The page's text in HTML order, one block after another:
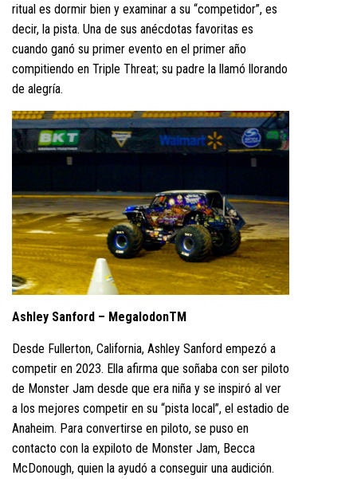
ritual es dormir bien y examinar a su “competidor”, es
decir, la pista. Una de sus anécdotas favoritas es
cuando ganó su primer evento en el primer año
compitiendo en Triple Threat; su padre la llamó llorando
de alegría.
Ashley Sanford – MegalodonTM
Desde Fullerton, California, Ashley Sanford empezó a
competir en 2023. Ella afirma que soñaba con ser piloto
de Monster Jam desde que era niña y se inspiró al ver
a los mejores competir en su “pista local”, el estadio de
Anaheim. Para convertirse en piloto, se puso en
contacto con la expiloto de Monster Jam, Becca
McDonough, quien la ayudó a conseguir una audición.